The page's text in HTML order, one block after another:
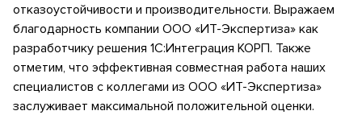
отказоустойчивости и производительности. Выражаем
благодарность компании ООО «ИТ-Экспертиза» как
разработчику решения 1С:Интеграция КОРП. Также
отметим, что эффективная совместная работа наших
специалистов с коллегами из ООО «ИТ-Экспертиза»
заслуживает максимальной положительной оценки.